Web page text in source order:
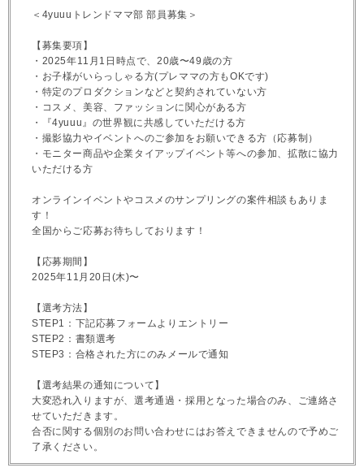
＜4yuuuトレンドママ部 部員募集＞
【募集要項】
・2025年11月1日時点で、20歳〜49歳の方
・お子様がいらっしゃる方(プレママの方もOKです)
・特定のプロダクションなどと契約されていない方
・コスメ、美容、ファッションに関心がある方
・『4yuuu』の世界観に共感していただける方
・撮影協力やイベントへのご参加をお願いできる方（応募制）
・モニター商品や企業タイアップイベント等への参加、拡散に協力
いただける方
オンラインイベントやコスメのサンプリングの案件相談もありま
す！
全国からご応募お待ちしております！
【応募期間】
2025年11月20日(木)〜
【選考方法】
STEP1：下記応募フォームよりエントリー
STEP2：書類選考
STEP3：合格された方にのみメールで通知
【選考結果の通知について】
大変恐れ入りますが、選考通過・採用となった場合のみ、ご連絡さ
せていただきます。
合否に関する個別のお問い合わせにはお答えできませんので予めご
了承ください。